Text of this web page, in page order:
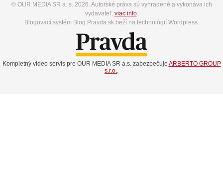
© OUR MEDIA SR a. s. 2026. Autorské práva sú vyhradené a vykonáva ich
vydavateľ, viac info.
Blogovací systém Blog.Pravda.sk beží na technológií Wordpress.
Kompletný video servis pre OUR MEDIA SR a.s. zabezpečuje ARBERTO GROUP
s.r.o.